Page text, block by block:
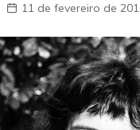
11 de fevereiro de